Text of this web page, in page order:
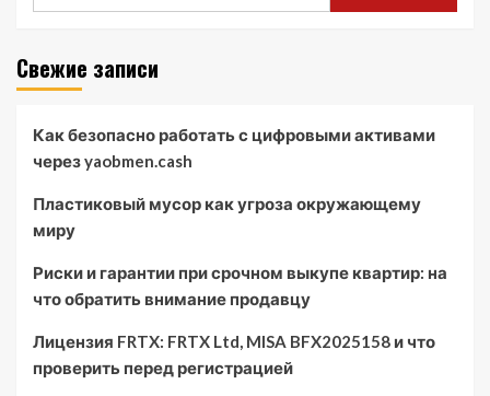
Свежие записи
Как безопасно работать с цифровыми активами
через yaobmen.cash
Пластиковый мусор как угроза окружающему
миру
Риски и гарантии при срочном выкупе квартир: на
что обратить внимание продавцу
Лицензия FRTX: FRTX Ltd, MISA BFX2025158 и что
проверить перед регистрацией